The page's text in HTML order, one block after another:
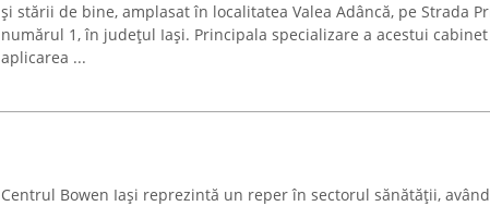
și stării de bine, amplasat în localitatea Valea Adâncă, pe Strada
numărul 1, în județul Iași. Principala specializare a acestui
aplicarea ...
Centrul Bowen Iași reprezintă un reper în sectorul sănătății,